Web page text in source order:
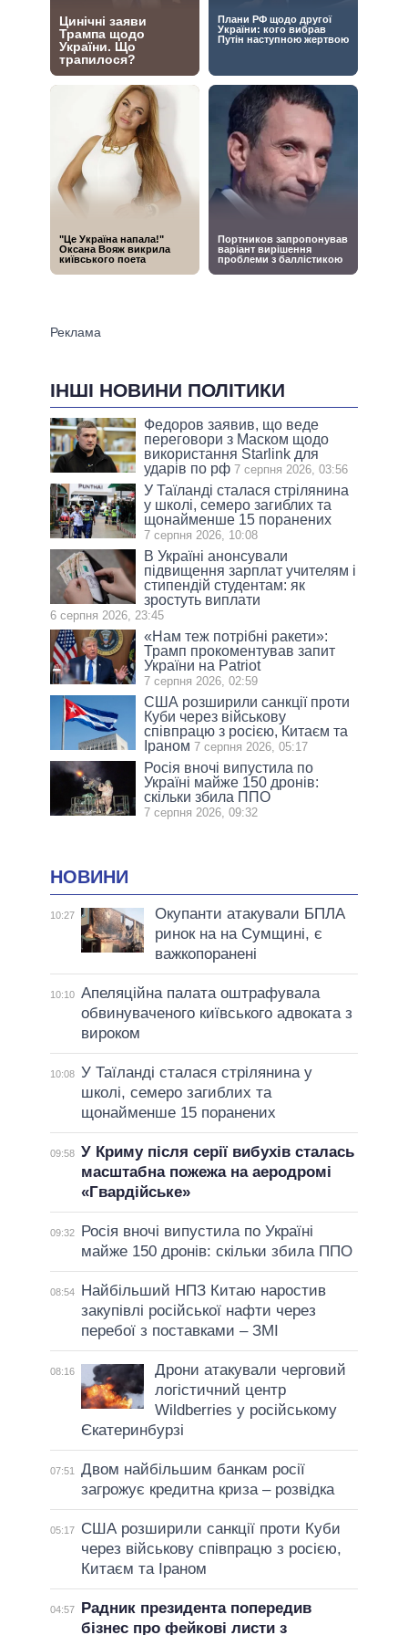
ІНШІ НОВИНИ ПОЛІТИКИ
Федоров заявив, що веде
переговори з Маском щодо
використання Starlink для
ударів по рф 7 серпня 2026, 03:56
У Таїланді сталася стрілянина
у школі, семеро загиблих та
щонайменше 15 поранених
7 серпня 2026, 10:08
В Україні анонсували
підвищення зарплат учителям і
стипендій студентам: як
зростуть виплати
6 серпня 2026, 23:45
«Нам теж потрібні ракети»:
Трамп прокоментував запит
України на Patriot
7 серпня 2026, 02:59
США розширили санкції проти
Куби через військову
співпрацю з росією, Китаєм та
Іраном 7 серпня 2026, 05:17
Росія вночі випустила по
Україні майже 150 дронів:
скільки збила ППО
7 серпня 2026, 09:32
НОВИНИ
10:27
Окупанти атакували БПЛА
ринок на на Сумщині, є
важкопоранені
10:10 Апеляційна палата оштрафувала
обвинуваченого київського адвоката з
вироком
10:08 У Таїланді сталася стрілянина у
школі, семеро загиблих та
щонайменше 15 поранених
09:58 У Криму після серії вибухів сталась
масштабна пожежа на аеродромі
«Гвардійське»
09:32
Росія вночі випустила по Україні
майже 150 дронів: скільки збила ППО
08:54
Найбільший НПЗ Китаю наростив
закупівлі російської нафти через
перебої з поставками – ЗМІ
08:16
Дрони атакували черговий
логістичний центр
Wildberries у російському
Єкатеринбурзі
07:51
Двом найбільшим банкам росії
загрожує кредитна криза – розвідка
05:17
США розширили санкції проти Куби
через військову співпрацю з росією,
Китаєм та Іраном
04:57
Радник президента попередив
бізнес про фейкові листи з